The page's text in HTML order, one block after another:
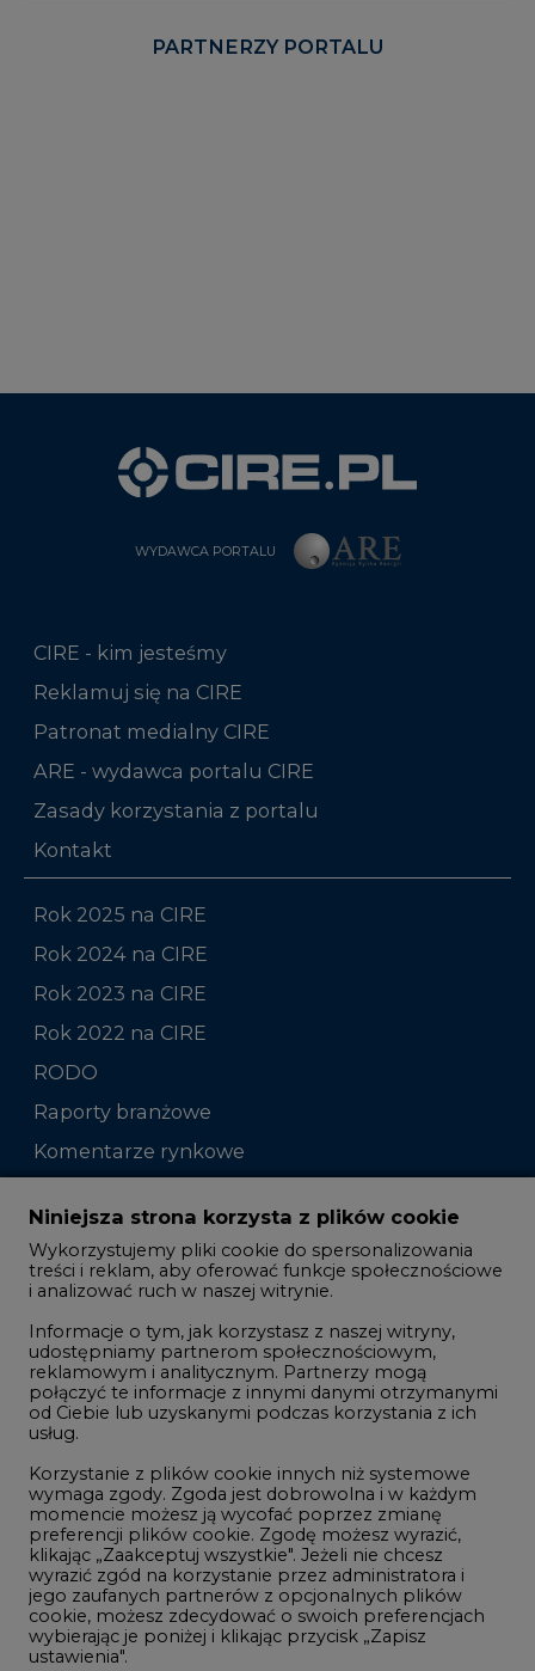
PARTNERZY PORTALU
WYDAWCA PORTALU
CIRE - kim jesteśmy
Reklamuj się na CIRE
Patronat medialny CIRE
ARE - wydawca portalu CIRE
Zasady korzystania z portalu
Kontakt
Rok 2025 na CIRE
Rok 2024 na CIRE
Rok 2023 na CIRE
Rok 2022 na CIRE
RODO
Raporty branżowe
Komentarze rynkowe
Zmiany kadrowe na rynku
Studio CIRE
Rozmowy o energetyce
Gospodarka
Geopolityka
LTE450
Innowacje i AI
Telekomunikacja i IT
Handel emisjami CO2
Wodór
Górnictwo
Niniejsza strona korzysta z plików cookie
Wykorzystujemy pliki cookie do spersonalizowania
treści i reklam, aby oferować funkcje społecznościowe
i analizować ruch w naszej witrynie.
Informacje o tym, jak korzystasz z naszej witryny,
udostępniamy partnerom społecznościowym,
reklamowym i analitycznym. Partnerzy mogą
połączyć te informacje z innymi danymi otrzymanymi
od Ciebie lub uzyskanymi podczas korzystania z ich
usług.
Korzystanie z plików cookie innych niż systemowe
wymaga zgody. Zgoda jest dobrowolna i w każdym
momencie możesz ją wycofać poprzez zmianę
preferencji plików cookie. Zgodę możesz wyrazić,
klikając „Zaakceptuj wszystkie". Jeżeli nie chcesz
wyrazić zgód na korzystanie przez administratora i
jego zaufanych partnerów z opcjonalnych plików
cookie, możesz zdecydować o swoich preferencjach
wybierając je poniżej i klikając przycisk „Zapisz
ustawienia".